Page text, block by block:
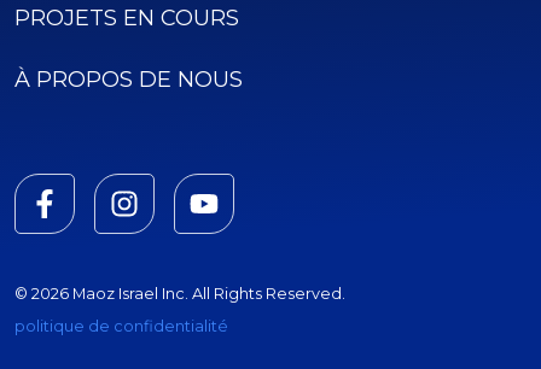
PROJETS EN COURS
À PROPOS DE NOUS
© 2026 Maoz Israel Inc. All Rights Reserved.
politique de confidentialité